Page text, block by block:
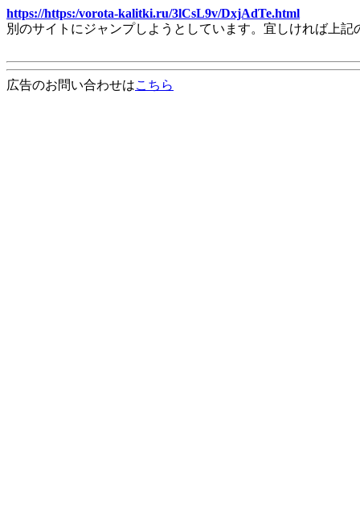
https://https:/vorota-kalitki.ru/3lCsL9v/DxjAdTe.html
別のサイトにジャンプしようとしています。宜しければ上
広告のお問い合わせはこちら